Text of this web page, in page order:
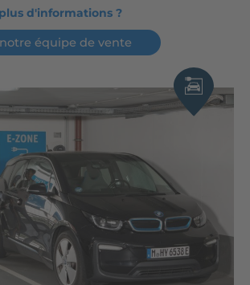
d'informations ?
équipe de vente